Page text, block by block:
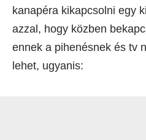
kanapéra kikapcsolni egy
azzal, hogy közben
ennek a pihenésnek és tv
lehet, ugyanis: